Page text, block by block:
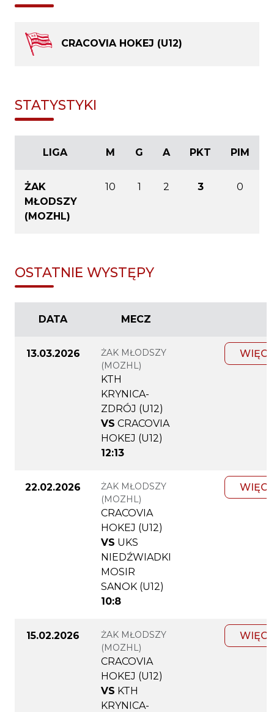
CRACOVIA HOKEJ (U12)
STATYSTYKI
LIGA M G A PKT PIM
ŻAK
MŁODSZY
(MOZHL)
10 1 2 3 0
OSTATNIE WYSTĘPY
DATA MECZ
13.03.2026
ŻAK MŁODSZY
(MOZHL)
KTH
KRYNICA-
ZDRÓJ (U12)
VS CRACOVIA
HOKEJ (U12)
12:13
22.02.2026
ŻAK MŁODSZY
(MOZHL)
CRACOVIA
HOKEJ (U12)
VS UKS
NIEDŹWIADKI
MOSIR
SANOK (U12)
10:8
15.02.2026
ŻAK MŁODSZY
(MOZHL)
CRACOVIA
HOKEJ (U12)
VS KTH
KRYNICA-